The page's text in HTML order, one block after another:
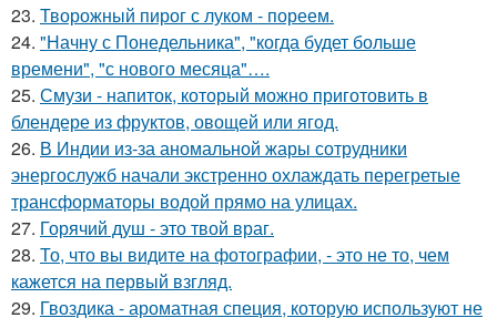
23. Творожный пирог с луком - пореем.
24. "Начну с Понедельника", "когда будет больше
времени", "с нового месяца"….
25. Смузи - напиток, который можно приготовить в
блендере из фруктов, овощей или ягод.
26. В Индии из-за аномальной жары сотрудники
энергослужб начали экстренно охлаждать перегретые
трансформаторы водой прямо на улицах.
27. Горячий душ - это твой враг.
28. То, что вы видите на фотографии, - это не то, чем
кажется на первый взгляд.
29. Гвоздика - ароматная специя, которую используют не